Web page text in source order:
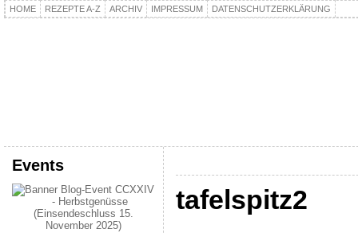
HOME REZEPTE A-Z ARCHIV IMPRESSUM DATENSCHUTZERKLÄRUNG
Events
tafelspitz2